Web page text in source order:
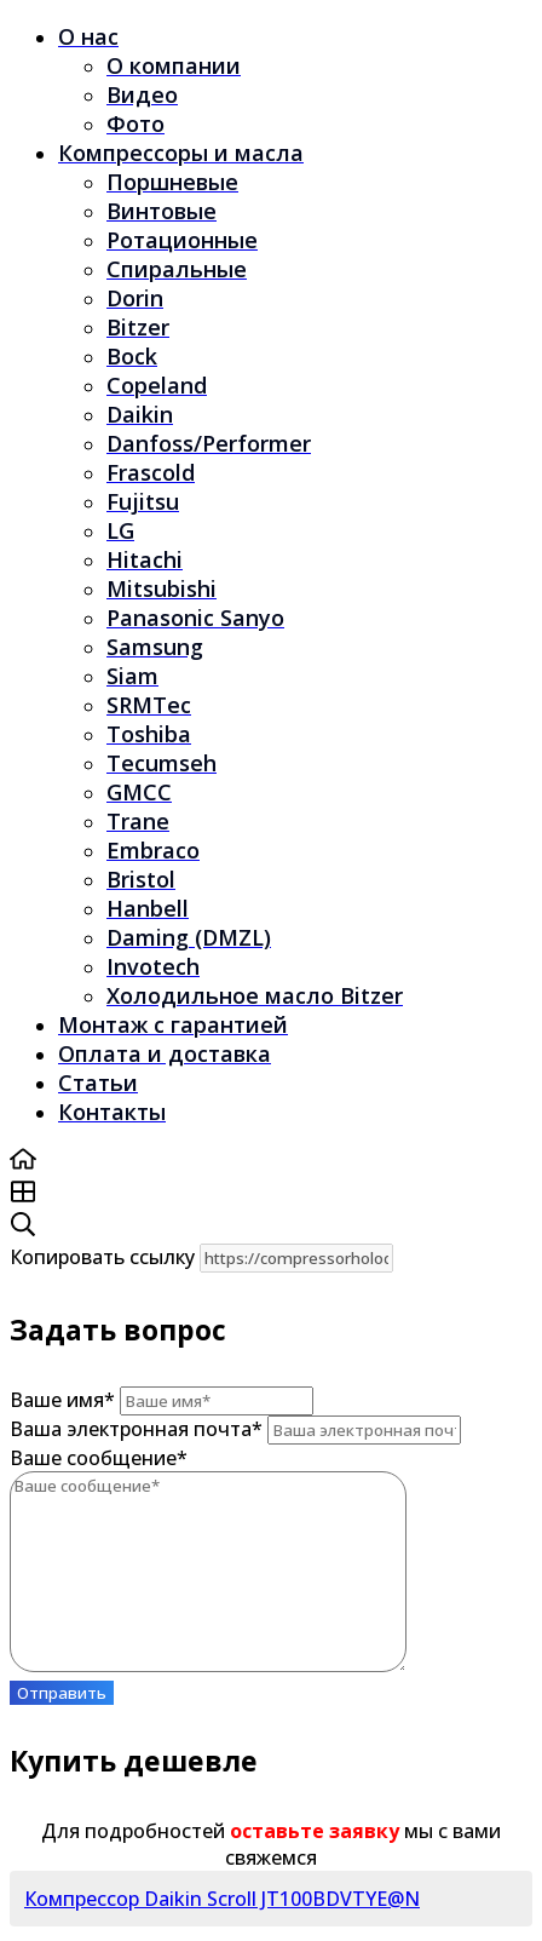
О нас
О компании
Видео
Фото
Компрессоры и масла
Поршневые
Винтовые
Ротационные
Спиральные
Dorin
Bitzer
Bock
Copeland
Daikin
Danfoss/Performer
Frascold
Fujitsu
LG
Hitachi
Mitsubishi
Panasonic Sanyo
Samsung
Siam
SRMTec
Toshiba
Tecumseh
GMCC
Trane
Embraco
Bristol
Hanbell
Daming (DMZL)
Invotech
Холодильное масло Bitzer
Монтаж с гарантией
Оплата и доставка
Статьи
Контакты
Копировать ссылку
Задать вопрос
Ваше имя*
Ваша электронная почта*
Ваше сообщение*
Отправить
Купить дешевле
Для подробностей оставьте заявкумы с вами
свяжемся
Компрессор Daikin Scroll JT100BDVTYE@N